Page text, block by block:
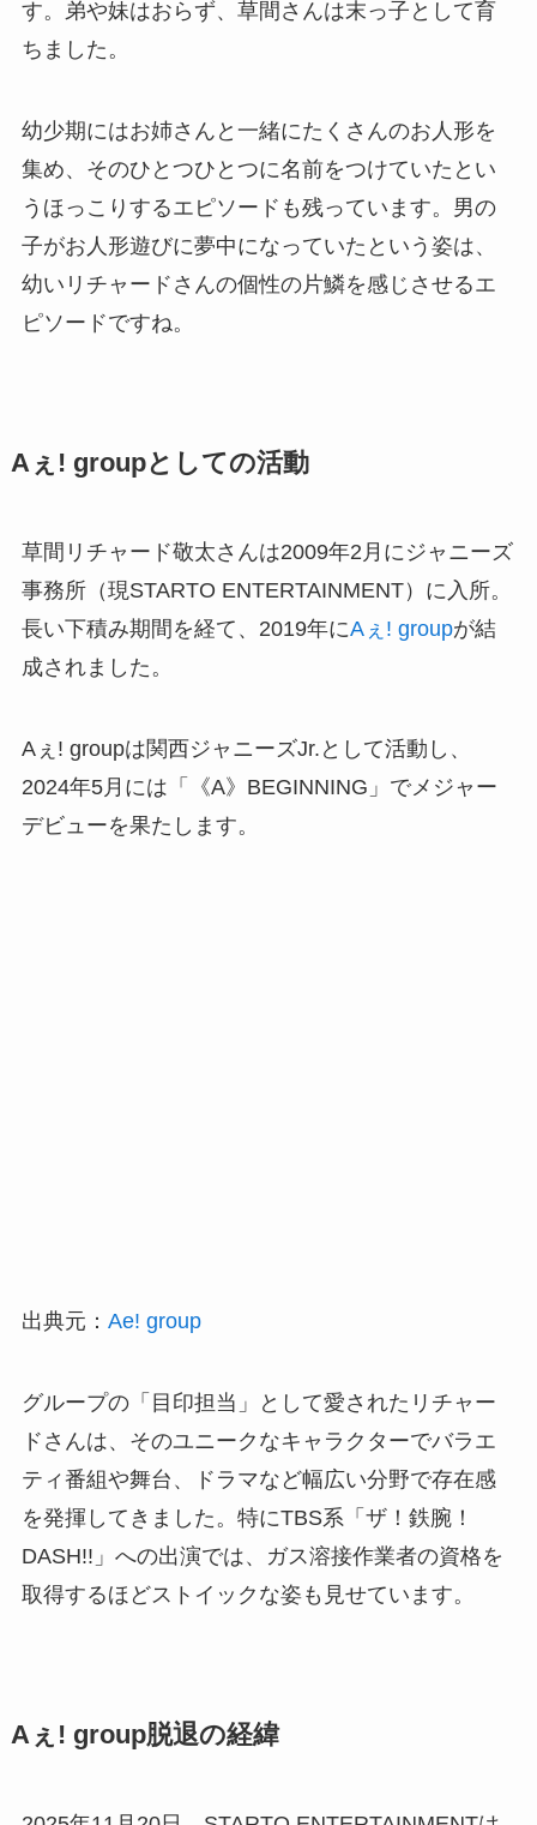
す。弟や妹はおらず、草間さんは末っ子として育
ちました。
幼少期にはお姉さんと一緒にたくさんのお人形を
集め、そのひとつひとつに名前をつけていたとい
うほっこりするエピソードも残っています。男の
子がお人形遊びに夢中になっていたという姿は、
幼いリチャードさんの個性の片鱗を感じさせるエ
ピソードですね。
Aぇ! groupとしての活動
草間リチャード敬太さんは2009年2月にジャニーズ
事務所（現STARTO ENTERTAINMENT）に入所。
長い下積み期間を経て、2019年にAぇ! groupが結
成されました。
Aぇ! groupは関西ジャニーズJr.として活動し、
2024年5月には「《A》BEGINNING」でメジャー
デビューを果たします。
出典元： Ae! group
グループの「目印担当」として愛されたリチャー
ドさんは、そのユニークなキャラクターでバラエ
ティ番組や舞台、ドラマなど幅広い分野で存在感
を発揮してきました。特にTBS系「ザ！鉄腕！
DASH!!」への出演では、ガス溶接作業者の資格を
取得するほどストイックな姿も見せています。
Aぇ! group脱退の経緯